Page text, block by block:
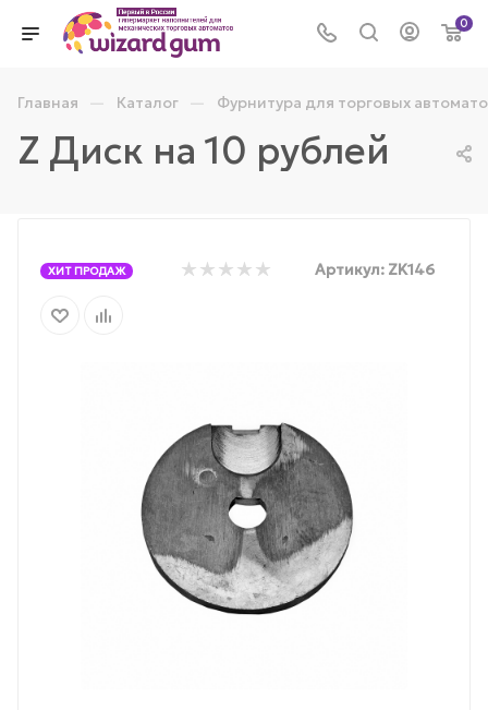
0
Главная — Каталог — Фурнитура для торговых
Z Диск на 10 рублей
ХИТ ПРОДАЖ Артикул: ZK146